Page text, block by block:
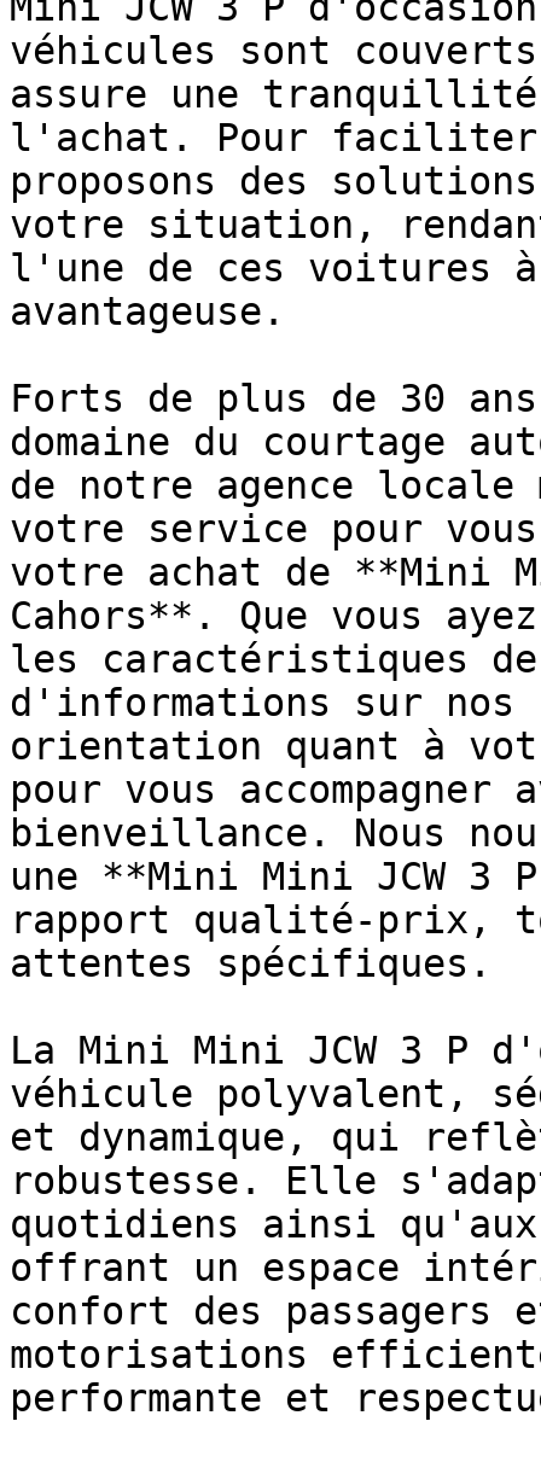
véhicules sont
assure une
l'achat. Pour faciliter
proposons des
votre situation,
l'une de ces voitures
avantageuse.
Forts de plus de 30
domaine du courtage
de notre agence
votre service pour
votre achat de **Mini
Cahors**. Que vous
les caractéristiques
d'informations sur nos
orientation quant à
pour vous accompagner
bienveillance. Nous
une **Mini Mini JCW 3
rapport qualité-prix,
attentes spécifiques.
La Mini Mini JCW 3 P
véhicule polyvalent,
et dynamique, qui
robustesse. Elle
quotidiens ainsi qu'aux
offrant un espace
confort des passagers
motorisations
performante et